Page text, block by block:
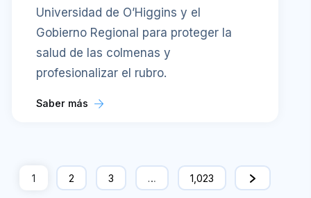
Universidad de O’Higgins y el
Gobierno Regional para proteger la
salud de las colmenas y
profesionalizar el rubro.
Saber más
1 2 3 … 1,023